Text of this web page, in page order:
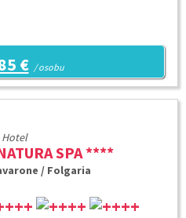
€ / osobu
Hotel
SPA ****
/ Folgaria